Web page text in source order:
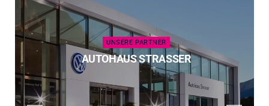
UNSERE PARTNER
AUTOHAUS STRASSER